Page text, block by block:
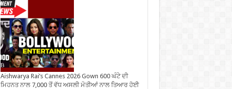
Aishwarya Rai’s Cannes 2026 Gown 600 ਘੰਟੇ ਦੀ
ਮਿਹਨਤ ਨਾਲ 7,000 ਤੋਂ ਵੱਧ ਅਸਲੀ ਮੋਤੀਆਂ ਨਾਲ ਤਿਆਰ ਹੋਈ